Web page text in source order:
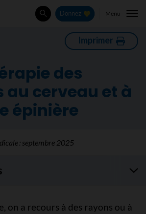
Rechercher
Donnez Menu
Imprimer
des
cerveau et à
épinière
: septembre 2025
on a recours à des rayons ou à